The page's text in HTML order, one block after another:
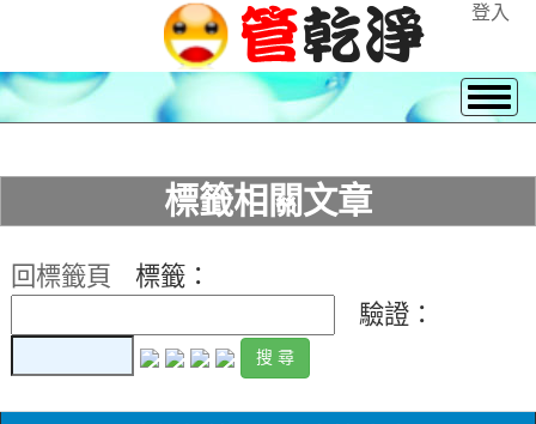
登入
標籤相關文章
回標籤頁
標籤：
驗證：